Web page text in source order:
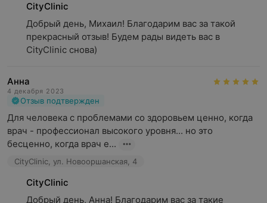
CityClinic
Добрый день, Михаил! Благодарим вас за такой
прекрасный отзыв! Будем рады видеть вас в
CityClinic снова)
Анна
4 декабря 2023
Отзыв подтвержден
Для человека с проблемами со здоровьем ценно, когда
врач - профессионал высокого уровня... но это
бесценно, когда врач е...
CityClinic, ул. Новооршанская, 4
CityClinic
Добрый день, Анна! Благодарим вас за такие